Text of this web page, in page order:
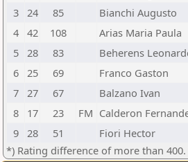
3 24 85 Bianchi Augusto
4 42 108 Arias Maria Paula
5 28 83 Beherens
6 25 69 Franco Gaston
7 27 67 Balzano Ivan
8
17 23 FM Calderon
9 28 51 Fiori Hector
*) Rating difference of more than